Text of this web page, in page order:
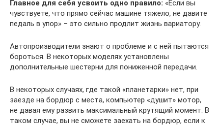
Главное для себя усвоить одно правило: «Если вы
чувствуете, что прямо сейчас машине тяжело, не давите
педаль в упор» – это сильно продлит жизнь вариатору.
Автопроизводители знают о проблеме и с ней пытаются
бороться. В некоторых моделях установлены
дополнительные шестерни для пониженной передачи.
В некоторых случаях, где такой «планетарки» нет, при
заезде на бордюр с места, компьютер «душит» мотор,
не давая ему развить максимальный крутящий момент. В
таком случае, вы не сможете заехать на бордюр, если к